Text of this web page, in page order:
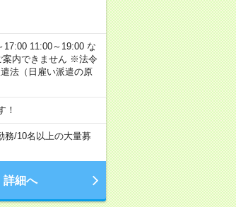
11:00～19:00 な
案内できません ※法令
法（日雇い派遣の原
！
務/10名以上の大量募
詳細へ